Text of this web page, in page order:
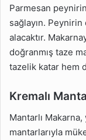
Parmesan
sağlayın.
alacaktır.
doğranmış taze
tazelik katar hem
Kremalı
Mantarlı
mantarlarıyla